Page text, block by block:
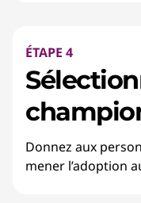
ÉTAPE 4
Donnez aux
mener l’adoption